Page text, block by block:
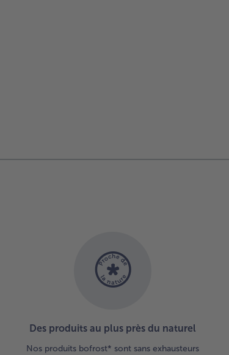
Des produits au plus près du naturel
Nos produits bofrost* sont sans exhausteurs